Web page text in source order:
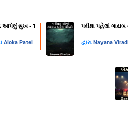
આપેલું સુખ - 1
Aloka Patel
પરીક્ષા પહેલાં
દ્વારા Nayana